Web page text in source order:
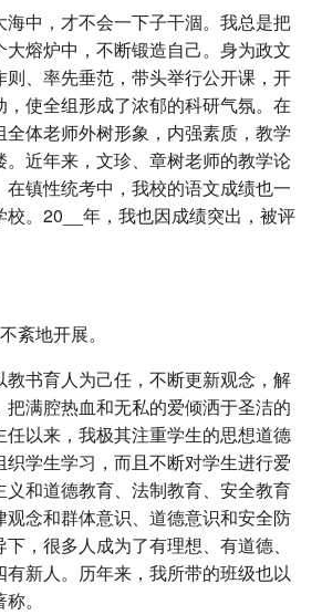
中，才不会一下子干涸。我总是把
大熔炉中，不断锻造自己。身为政文
、率先垂范，带头举行公开课，开
，使全组形成了浓郁的科研气氛。在
体老师外树形象，内强素质，教学
近年来，文珍、章树老师的教学论
镇性统考中，我校的语文成绩也一
。20__年，我也因成绩突出，被评
紊地开展。
教书育人为己任，不断更新观念，解
把满腔热血和无私的爱倾洒于圣洁的
以来，我极其注重学生的思想道德
学生学习，而且不断对学生进行爱
义和道德教育、法制教育、安全教育
念和群体意识、道德意识和安全防
，很多人成为了有理想、有道德、
新人。历年来，我所带的班级也以
。